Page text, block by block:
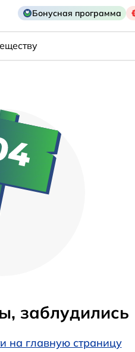
Бонусная программа
заблудились
на главную страницу